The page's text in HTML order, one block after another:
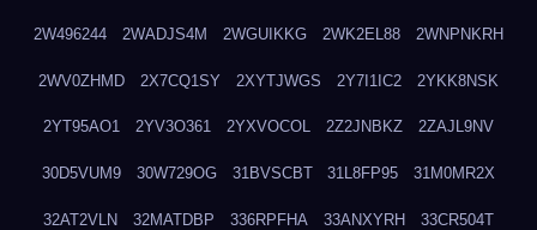
2W496244 2WADJS4M 2WGUIKKG 2WK2EL88 2WNPNKRH
2WV0ZHMD 2X7CQ1SY 2XYTJWGS 2Y7I1IC2 2YKK8NSK
2YT95AO1 2YV3O361 2YXVOCOL 2Z2JNBKZ 2ZAJL9NV
30D5VUM9 30W729OG 31BVSCBT 31L8FP95 31M0MR2X
32AT2VLN 32MATDBP 336RPFHA 33ANXYRH 33CR504T